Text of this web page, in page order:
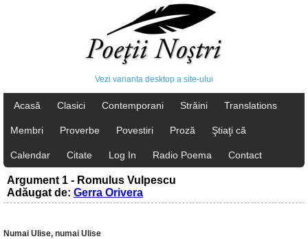
Vezi varianta desktop a site-ului
Acasă Clasici Contemporani Străini Translations
Membri Proverbe Povestiri Proză Ştiaţi că
Calendar Citate Log In Radio Poema Contact
Argument 1 - Romulus Vulpescu
Adăugat de: Gerra Orivera
Numai Ulise, numai Ulise